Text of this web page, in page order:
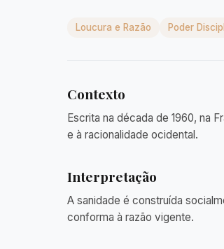
Loucura e Razão Poder
Contexto
Escrita na década de 1960, na
e à racionalidade ocidental.
Interpretação
A sanidade é construída
conforma à razão vigente.